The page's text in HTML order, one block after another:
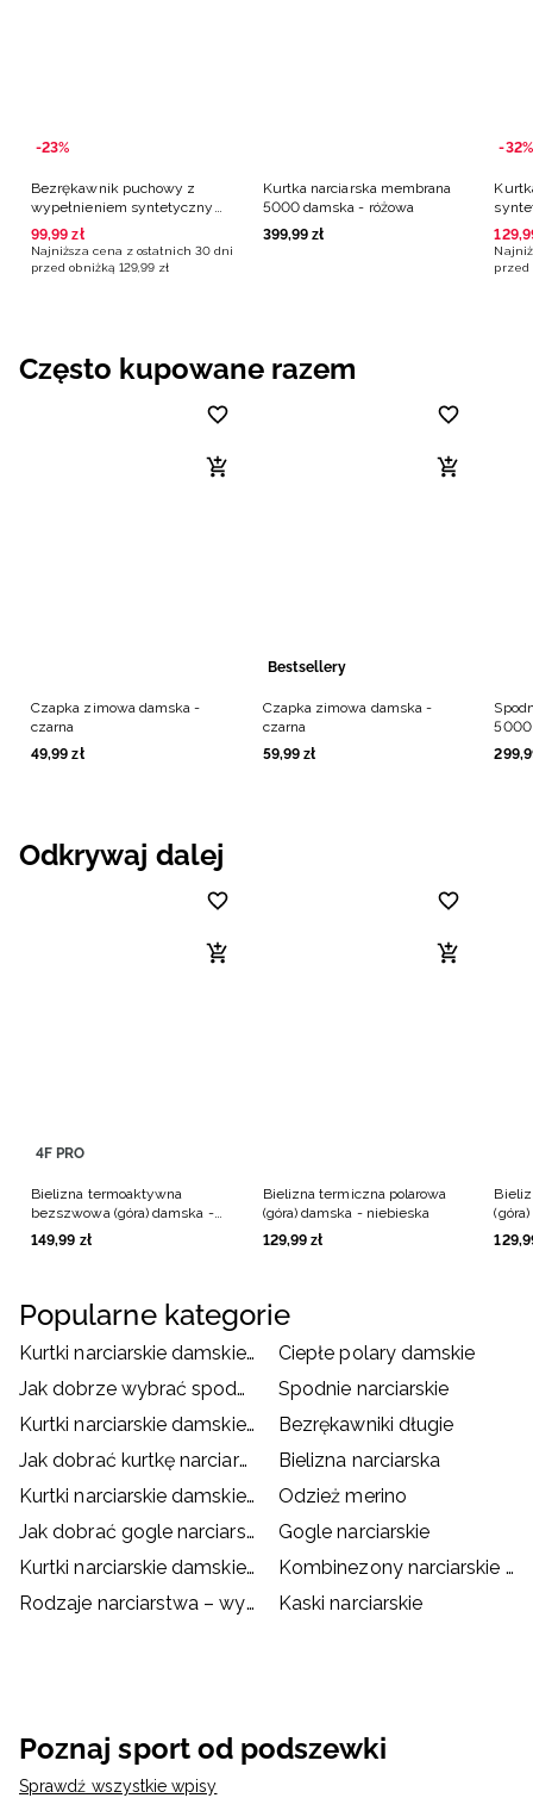
-23%
Bezrękawnik puchowy z
wypełnieniem syntetycznym
damski - różowy
99,99 zł
Najniższa cena z ostatnich 30 dni
przed obniżką 129,99 zł
Kurtka narciarska membrana
5000 damska - różowa
399,99 zł
-32%
129,
przed
Często kupowane razem
Czapka zimowa damska -
czarna
49,99 zł
Bestsellery
Czapka zimowa damska -
czarna
59,99 zł
5000
299,
Odkrywaj dalej
4F PRO
Bielizna termoaktywna
bezszwowa (góra) damska -
turkusowa
149,99 zł
Bielizna termiczna polarowa
(góra) damska - niebieska
129,99 zł
129,
Popularne kategorie
Kurtki narciarskie damskie czarne
Ciepłe polary damskie
Jak dobrze wybrać spodnie narciarskie/ snowboardowe?
Spodnie narciarskie
Kurtki narciarskie damskie białe
Bezrękawniki długie
Jak dobrać kurtkę narciarską/snowboardową?
Bielizna narciarska
Kurtki narciarskie damskie różowe
Odzież merino
Jak dobrać gogle narciarskie?
Gogle narciarskie
Kurtki narciarskie damskie czerwone
Kombinezony narciarskie damskie
Rodzaje narciarstwa – wybierz coś dla siebie
Kaski narciarskie
Poznaj sport od podszewki
Sprawdź wszystkie wpisy